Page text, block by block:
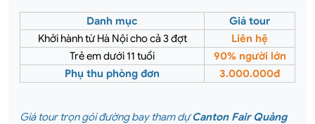
Danh mục
Giá tour
Khởi hành từ Hà Nội cho cả 3 đợt
Liên hệ
Trẻ em dưới 11 tuổi
90% người lớn
Phụ thu phòng đơn
3.000.000đ
Giá tour trọn gói đường bay tham dựCanton Fair Quảng